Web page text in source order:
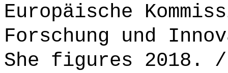
Europäische
Forschung und
She figures 2018. /